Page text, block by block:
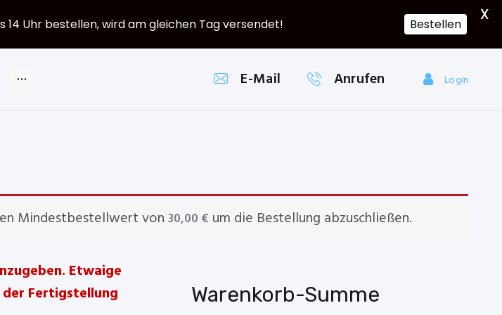
E-Mail Anrufen Login
Mindestbestellwert von 30,00 € um die Bestellung abzuschließen.
Etwaige
Fertigstellung
Warenkorb-Summe
14 Uhr bestellen, wird am gleichen Tag versendet! Bestellen
X